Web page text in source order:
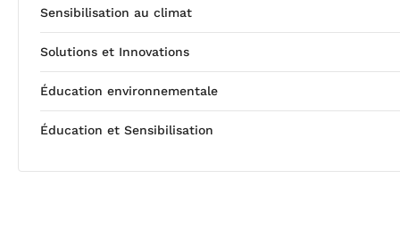
Sensibilisation au climat
Solutions et Innovations
Éducation environnementale
Éducation et Sensibilisation